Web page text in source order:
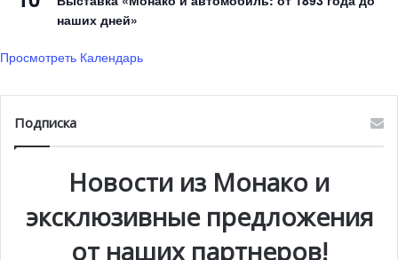
деятельность отдельных рабочих групп направляют два
исследователя CSM, доктора наук – Стефани Рейно
(Stéphanie Reynaud) и Дидье Зоккола (Didier Zoccola).
наших дней»
Просмотреть Календарь
Подписка
Новости из Монако и
эксклюзивные предложения
от наших партнеров!